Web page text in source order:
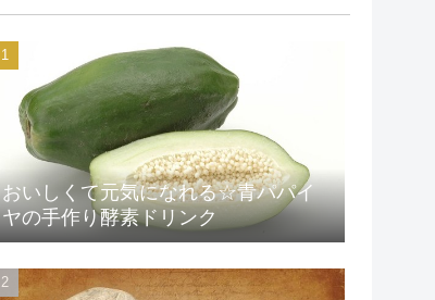
おいしくて元気になれる☆青パパイ
ヤの手作り酵素ドリンク